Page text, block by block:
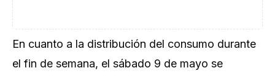
En cuanto a la distribución del consumo durante
el fin de semana, el sábado 9 de mayo se